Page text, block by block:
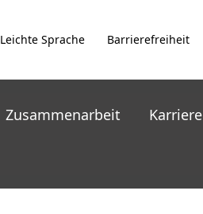
Leichte Sprache Barrierefreiheit
Zusammenarbeit Karriere